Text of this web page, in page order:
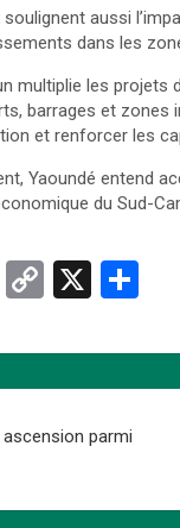
aussi
dans les
multiplie les
barrages et
et renforcer les
Yaoundé entend
du Sud-
Li
C
py
Li
n
X
ta
g
parmi